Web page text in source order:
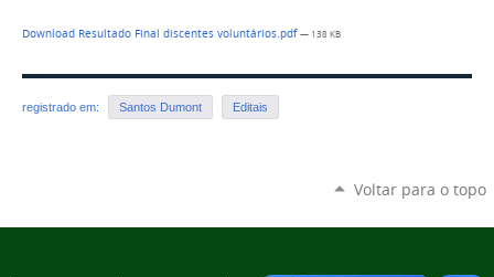
Download Resultado Final discentes voluntários.pdf— 138 KB
registrado em: Santos Dumont Editais
Voltar para o topo